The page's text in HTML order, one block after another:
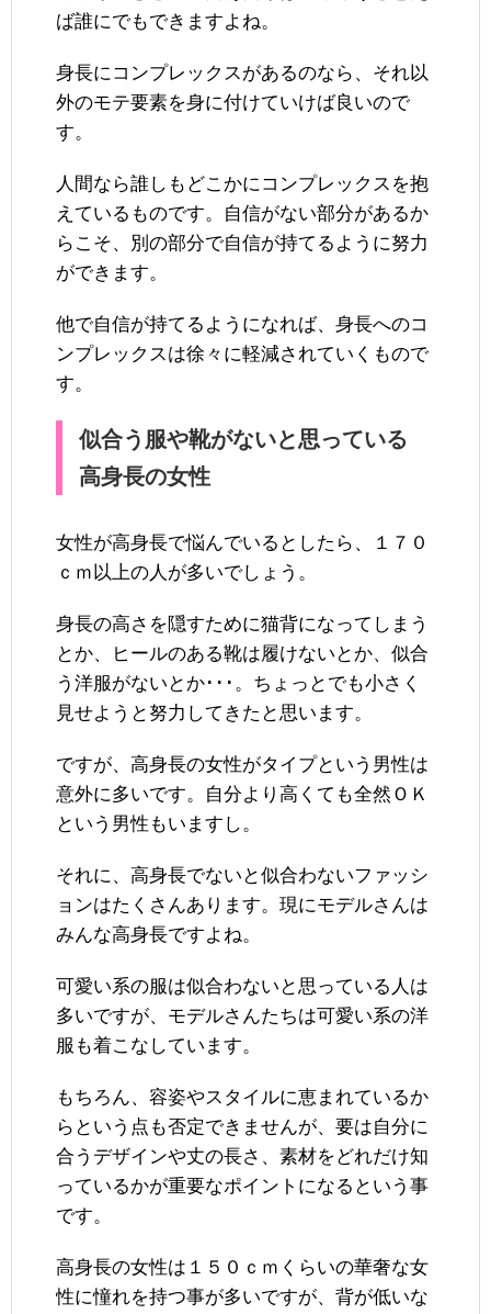
ば誰にでもできますよね。
身長にコンプレックスがあるのなら、それ以
外のモテ要素を身に付けていけば良いので
す。
人間なら誰しもどこかにコンプレックスを抱
えているものです。自信がない部分があるか
らこそ、別の部分で自信が持てるように努力
ができます。
他で自信が持てるようになれば、身長へのコ
ンプレックスは徐々に軽減されていくもので
す。
似合う服や靴がないと思っている
高身長の女性
女性が高身長で悩んでいるとしたら、１７０
ｃｍ以上の人が多いでしょう。
身長の高さを隠すために猫背になってしまう
とか、ヒールのある靴は履けないとか、似合
う洋服がないとか･･･。ちょっとでも小さく
見せようと努力してきたと思います。
ですが、高身長の女性がタイプという男性は
意外に多いです。自分より高くても全然ＯＫ
という男性もいますし。
それに、高身長でないと似合わないファッシ
ョンはたくさんあります。現にモデルさんは
みんな高身長ですよね。
可愛い系の服は似合わないと思っている人は
多いですが、モデルさんたちは可愛い系の洋
服も着こなしています。
もちろん、容姿やスタイルに恵まれているか
らという点も否定できませんが、要は自分に
合うデザインや丈の長さ、素材をどれだけ知
っているかが重要なポイントになるという事
です。
高身長の女性は１５０ｃｍくらいの華奢な女
性に憧れを持つ事が多いですが、背が低いな